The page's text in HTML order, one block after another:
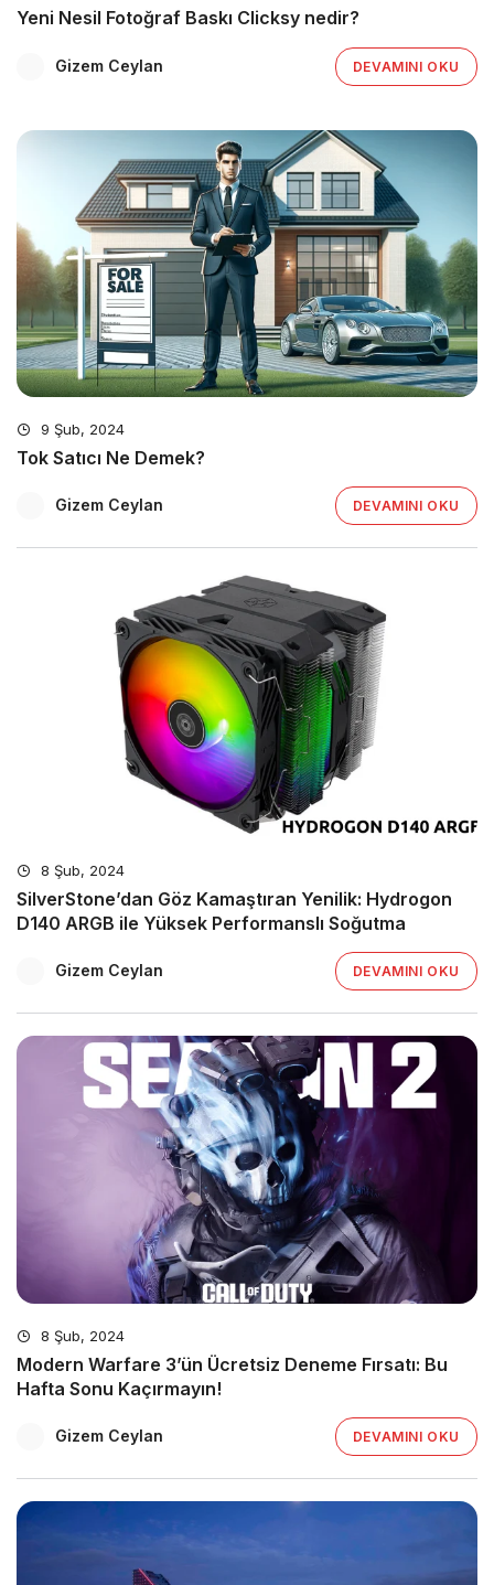
Yeni Nesil Fotoğraf Baskı Clicksy nedir?
Gizem Ceylan DEVAMINI OKU
9 Şub, 2024
Tok Satıcı Ne Demek?
Gizem Ceylan DEVAMINI OKU
8 Şub, 2024
SilverStone’dan Göz Kamaştıran Yenilik: Hydrogon
D140 ARGB ile Yüksek Performanslı Soğutma
Gizem Ceylan DEVAMINI OKU
8 Şub, 2024
Modern Warfare 3’ün Ücretsiz Deneme Fırsatı: Bu
Hafta Sonu Kaçırmayın!
Gizem Ceylan DEVAMINI OKU